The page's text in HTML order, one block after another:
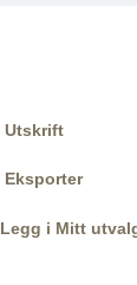
Utskrift
Eksporter
Legg i Mitt